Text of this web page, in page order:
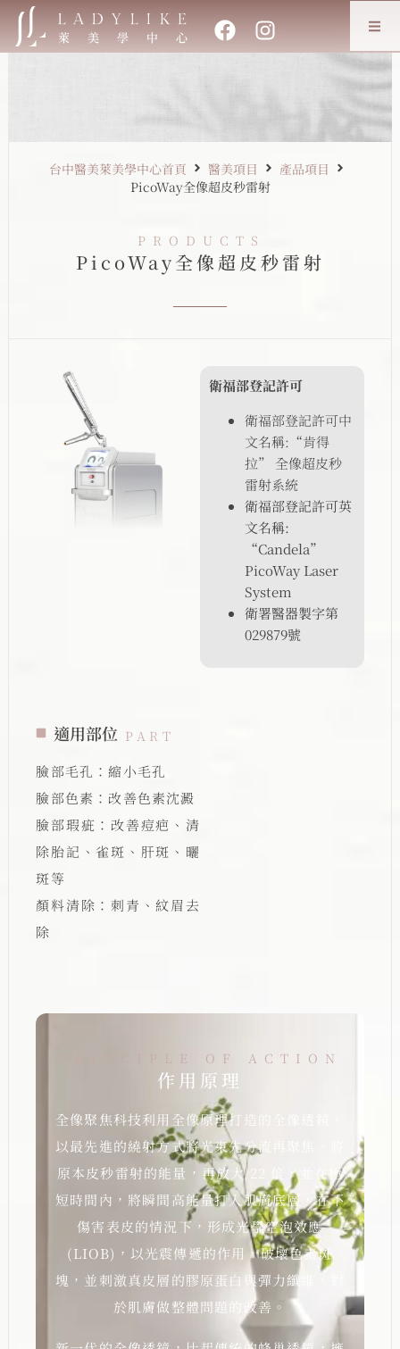
台中醫美萊美學中心首頁 醫美項目
產品項目
PicoWay全像超皮秒雷射
PRODUCTS
PicoWay全像超皮秒雷射
衛福部登記許可
衛福部登記許可中
文名稱:“肯得
拉” 全像超皮秒
雷射系統
衛福部登記許可英
文名稱:
“Candela”
PicoWay Laser
System
衛署醫器製字第
029879號
適用部位 PART
臉部毛孔：縮小毛孔
臉部色素：改善色素沈澱
臉部瑕疵：改善痘疤、清
除胎記、雀斑、肝斑、曬
斑等
顏料清除：刺青、紋眉去
除
PRINCIPLE OF ACTION
作用原理
全像聚焦科技利用全像原理打造的全像透鏡，
以最先進的繞射方式將光束先分流再聚焦，將
原本皮秒雷射的能量，再放大 22 倍，並在極
短時間內，將瞬間高能量打入肌膚底層，在不
傷害表皮的情況下，形成光學空泡效應
(LIOB)，以光震傳遞的作用，破壞色素斑
塊，並刺激真皮層的膠原蛋白與彈力纖維，對
於肌膚做整體問題的改善。